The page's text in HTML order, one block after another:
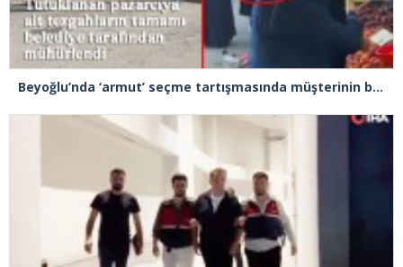
Beyoğlu’nda ‘armut’ seçme tartışmasında müşterinin başına kalas fırlatan pazarcı tutuklandı